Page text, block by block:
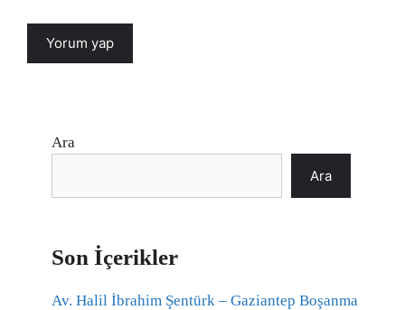
Ara
Ara
Son İçerikler
Av. Halil İbrahim Şentürk – Gaziantep Boşanma